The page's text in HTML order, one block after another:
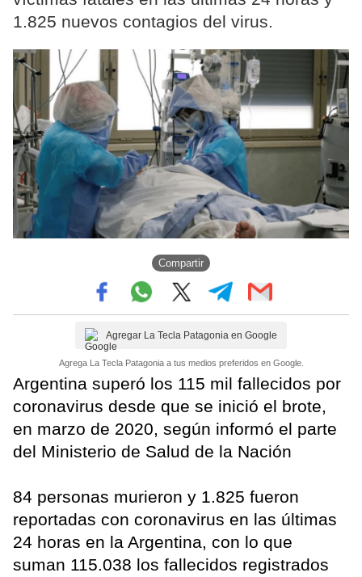
1.825 nuevos contagios del virus.
Compartir
Agregar La Tecla Patagonia en Google
Agrega La Tecla Patagonia a tus medios preferidos en Google.
Argentina superó los 115 mil fallecidos por
coronavirus desde que se inició el brote,
en marzo de 2020, según informó el parte
del Ministerio de Salud de la Nación
84 personas murieron y 1.825 fueron
reportadas con coronavirus en las últimas
24 horas en la Argentina, con lo que
suman 115.038 los fallecidos registrados